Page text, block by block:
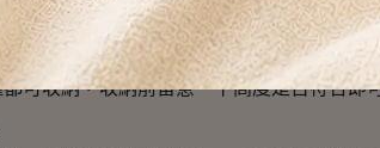
，臥室衣櫃內都可收納，適合整理貼身衣
？
可收納，收納前留意一下高度是否符合